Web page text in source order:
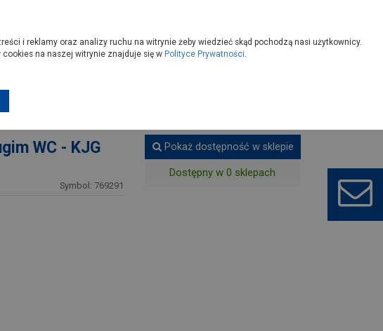
WC - KJG
Symbol: 769291
Pokaż dostępność w sklepie
Dostępny w 0 sklepach
i reklamy oraz analizy ruchu na witrynie żeby wiedzieć skąd pochodzą nasi użytkownicy.
na naszej witrynie znajduje się w Polityce Prywatności.